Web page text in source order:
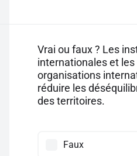
Vrai ou faux ? Les
internationales et
organisations
réduire les
des territoires.
Faux